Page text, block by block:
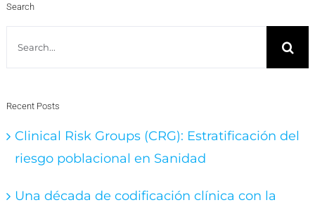
Search
Recent Posts
Clinical Risk Groups (CRG): Estratificación del
riesgo poblacional en Sanidad
Una década de codificación clínica con la